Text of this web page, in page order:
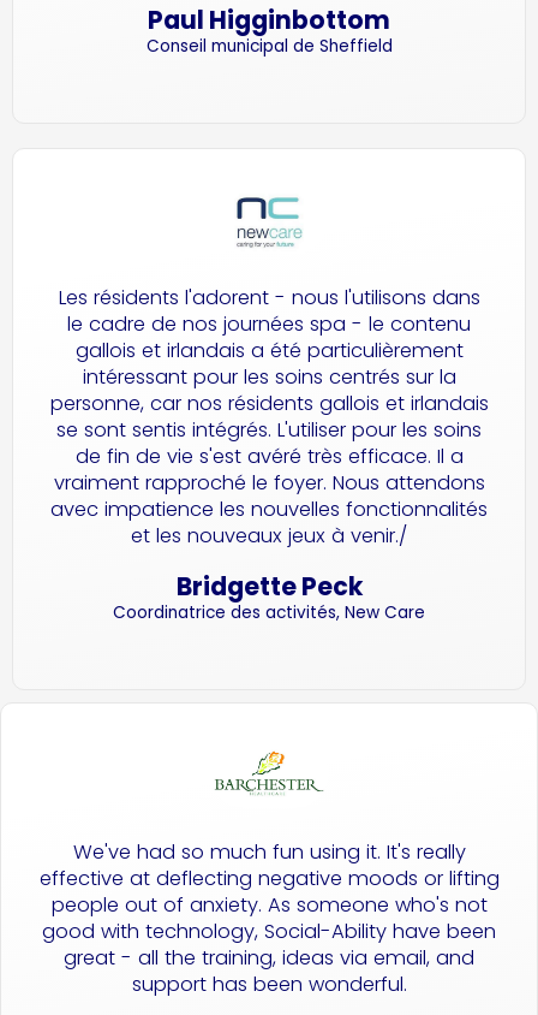
Paul Higginbottom
Conseil municipal de Sheffield
Les résidents l'adorent - nous l'utilisons dans
le cadre de nos journées spa - le contenu
gallois et irlandais a été particulièrement
intéressant pour les soins centrés sur la
personne, car nos résidents gallois et irlandais
se sont sentis intégrés. L'utiliser pour les soins
de fin de vie s'est avéré très efficace. Il a
vraiment rapproché le foyer. Nous attendons
avec impatience les nouvelles fonctionnalités
et les nouveaux jeux à venir./
Bridgette Peck
Coordinatrice des activités, New Care
We've had so much fun using it. It's really
effective at deflecting negative moods or lifting
people out of anxiety. As someone who's not
good with technology, Social-Ability have been
great - all the training, ideas via email, and
support has been wonderful.